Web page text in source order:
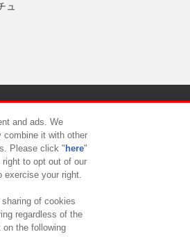
ュ
ラスメント対応方針
and ads. We
combine it with other
Please click " here"
to opt out of our
exercise your right.
of cookies
regardless of the
the following